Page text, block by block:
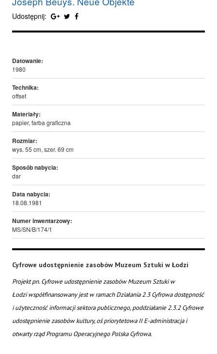
Udostępnij:
Datowanie:
1980
Technika:
offset
Materiały:
papier, farba graficzna
Rozmiar:
wys. 55 cm, szer. 69 cm
Sposób nabycia:
dar
Data nabycia:
18.08.1981
Numer inwentarzowy:
MS/SN/B/174/1
Cyfrowe udostępnienie zasobów Muzeum Sztuki w Łodzi
Projekt pn. Cyfrowe udostępnienie zasobów Muzeum Sztuki w
Łodzi współfinansowany jest w ramach Działania 2.3 Cyfrowa dostępność
i użyteczność informacji sektora publicznego, poddziałanie 2.3.2 Cyfrowe
udostępnienie zasobów kultury, oś priorytetowa II E-administracja i
otwarty rząd Programu Operacyjnego Polska Cyfrowa.